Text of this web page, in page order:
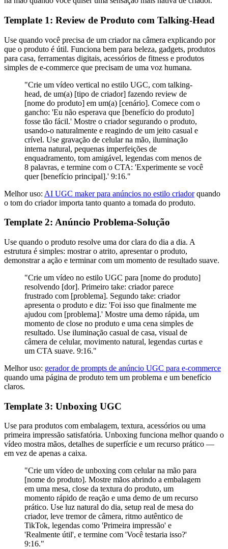
Template 1: Review de Produto com Talking-Head
Use quando você precisa de um criador na câmera explicando por
que o produto é útil. Funciona bem para beleza, gadgets, produtos
para casa, ferramentas digitais, acessórios de fitness e produtos
simples de e-commerce que precisam de uma voz humana.
"Crie um vídeo vertical no estilo UGC, com talking-
head, de um(a) [tipo de criador] fazendo review de
[nome do produto] em um(a) [cenário]. Comece com o
gancho: 'Eu não esperava que [benefício do produto]
fosse tão fácil.' Mostre o criador segurando o produto,
usando-o naturalmente e reagindo de um jeito casual e
crível. Use gravação de celular na mão, iluminação
interna natural, pequenas imperfeições de
enquadramento, tom amigável, legendas com menos de
8 palavras, e termine com o CTA: 'Experimente se você
quer [benefício principal].' 9:16."
Melhor uso: AI UGC maker para anúncios no estilo criadorquando
o tom do criador importa tanto quanto a tomada do produto.
Template 2: Anúncio Problema-Solução
Use quando o produto resolve uma dor clara do dia a dia. A
estrutura é simples: mostrar o atrito, apresentar o produto,
demonstrar a ação e terminar com um momento de resultado suave.
"Crie um vídeo no estilo UGC para [nome do produto]
resolvendo [dor]. Primeiro take: criador parece
frustrado com [problema]. Segundo take: criador
apresenta o produto e diz: 'Foi isso que finalmente me
ajudou com [problema].' Mostre uma demo rápida, um
momento de close no produto e uma cena simples de
resultado. Use iluminação casual de casa, visual de
câmera de celular, movimento natural, legendas curtas e
um CTA suave. 9:16."
Melhor uso: gerador de prompts de anúncio UGC para e-commerce
quando uma página de produto tem um problema e um benefício
claros.
Template 3: Unboxing UGC
Use para produtos com embalagem, textura, acessórios ou uma
primeira impressão satisfatória. Unboxing funciona melhor quando o
vídeo mostra mãos, detalhes de superfície e um recurso prático —
em vez de apenas a caixa.
"Crie um vídeo de unboxing com celular na mão para
[nome do produto]. Mostre mãos abrindo a embalagem
em uma mesa, close da textura do produto, um
momento rápido de reação e uma demo de um recurso
prático. Use luz natural do dia, setup real de mesa do
criador, leve tremor de câmera, ritmo autêntico de
TikTok, legendas como 'Primeira impressão' e
'Realmente útil', e termine com 'Você testaria isso?'
9:16."